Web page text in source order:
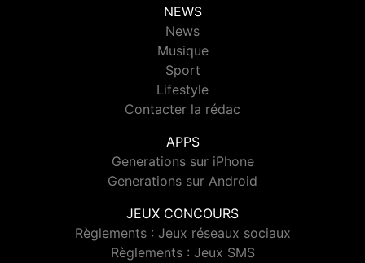
NEWS
News
Musique
Sport
Lifestyle
Contacter la rédac
APPS
Generations sur iPhone
Generations sur Android
JEUX CONCOURS
Règlements : Jeux réseaux sociaux
Règlements : Jeux SMS